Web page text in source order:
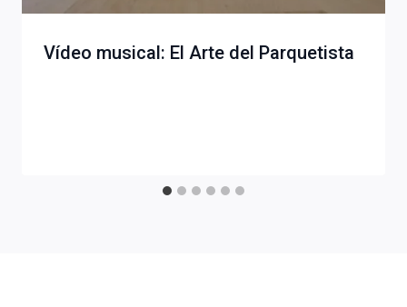
Vídeo musical: El Arte del Parquetista